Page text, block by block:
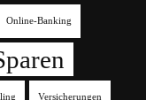
Online-Banking
Versicherungen